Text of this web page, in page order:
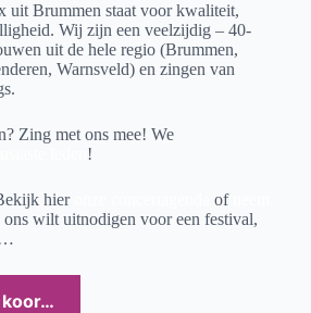
uit Brummen staat voor kwaliteit,
Wij zijn een veelzijdig – 40-
uit de hele regio (Brummen,
Warnsveld) en zingen van
Zing met ons mee! We
!
hier of
ons wilt uitnodigen voor een festival,